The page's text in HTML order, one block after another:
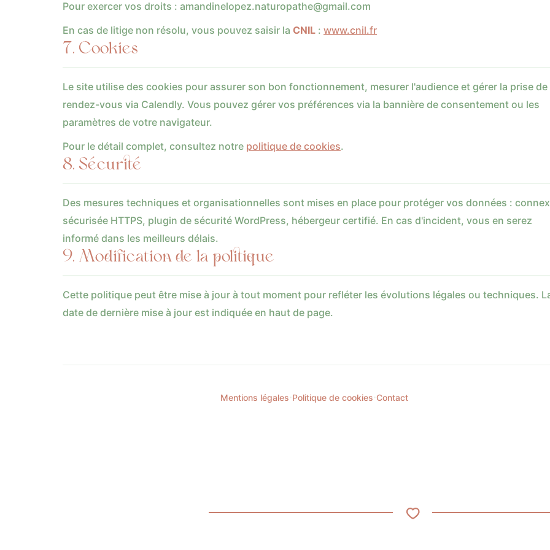
Pour exercer vos droits : moc.liamg@ehtaporutan.zepolenidnama
En cas de litige non résolu, vous pouvez saisir la CNIL : www.cnil.fr
7. Cookies
Le site utilise des cookies pour assurer son bon fonctionnement, mesurer l'audience et gérer la prise de
rendez-vous via Calendly. Vous pouvez gérer vos préférences via la bannière de consentement ou les
paramètres de votre navigateur.
Pour le détail complet, consultez notre politique de cookies.
8. Sécurité
Des mesures techniques et organisationnelles sont mises en place pour protéger vos données :
sécurisée HTTPS, plugin de sécurité WordPress, hébergeur certifié. En cas d'incident, vous en serez
informé dans les meilleurs délais.
9. Modification de la politique
Cette politique peut être mise à jour à tout moment pour refléter les évolutions légales ou techniques.
date de dernière mise à jour est indiquée en haut de page.
Mentions légales·Politique de cookies·Contact